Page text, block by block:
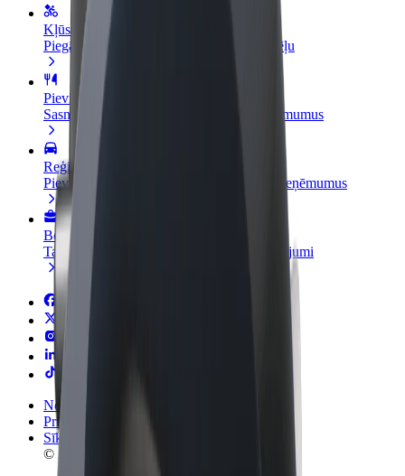
Kļūsti par kurjeru
Piegādā ēdienu un saņem izmaksu ik nedēļu
Pievieno restorānu vai veikalu
Sasniedz vairāk klientu un paaugstini ieņēmumus
Reģistrējies kā autoparka īpašnieks
Pievieno savu autoparku Bolt un palielini ieņēmumus
Bolt for Business
Tavam uzņēmumam pielāgoti Bolt pakalpojumi
Noteikumi un nosacījumi
Privātuma politika
Sīkdatnes
© 2026 Bolt Technology OÜ